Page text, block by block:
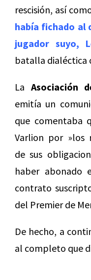
rescisión, así
había fichado al
jugador suyo,
batalla dialéctica
La Asociación
emitía un
que comentaba
Varlion por »los
de sus
haber abonado
contrato
del Premier de
De hecho, a
al completo que